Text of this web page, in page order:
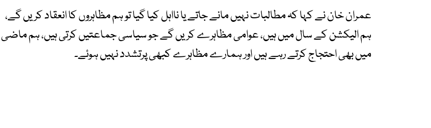
عمران خان نے کہا کہ مطالبات نہیں مانے جاتے یا نااہل کیا گیا تو ہم مظاہروں کا انعقاد کریں گے،
ہم الیکشن کے سال میں ہیں، عوامی مظاہرے کریں گے جو سیاسی جماعتیں کرتی ہیں، ہم ماضی
میں بھی احتجاج کرتے رہے ہیں اور ہمارے مظاہرے کبھی پرتشدد نہیں ہوئے۔